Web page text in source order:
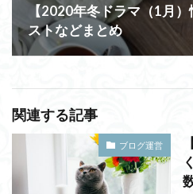
【2020年冬ドラマ（1月
ストなどまとめ
関連する記事
ブログ運営